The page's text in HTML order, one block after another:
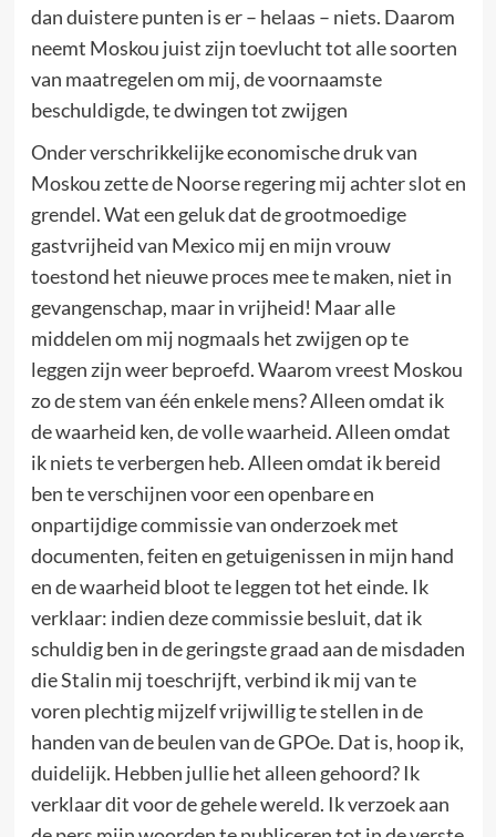
dan duistere punten is er – helaas – niets. Daarom
neemt Moskou juist zijn toevlucht tot alle soorten
van maatregelen om mij, de voornaamste
beschuldigde, te dwingen tot zwijgen
Onder verschrikkelijke economische druk van
Moskou zette de Noorse regering mij achter slot en
grendel. Wat een geluk dat de grootmoedige
gastvrijheid van Mexico mij en mijn vrouw
toestond het nieuwe proces mee te maken, niet in
gevangenschap, maar in vrijheid! Maar alle
middelen om mij nogmaals het zwijgen op te
leggen zijn weer beproefd. Waarom vreest Moskou
zo de stem van één enkele mens? Alleen omdat ik
de waarheid ken, de volle waarheid. Alleen omdat
ik niets te verbergen heb. Alleen omdat ik bereid
ben te verschijnen voor een openbare en
onpartijdige commissie van onderzoek met
documenten, feiten en getuigenissen in mijn hand
en de waarheid bloot te leggen tot het einde. Ik
verklaar: indien deze commissie besluit, dat ik
schuldig ben in de geringste graad aan de misdaden
die Stalin mij toeschrijft, verbind ik mij van te
voren plechtig mijzelf vrijwillig te stellen in de
handen van de beulen van de GPOe. Dat is, hoop ik,
duidelijk. Hebben jullie het alleen gehoord? Ik
verklaar dit voor de gehele wereld. Ik verzoek aan